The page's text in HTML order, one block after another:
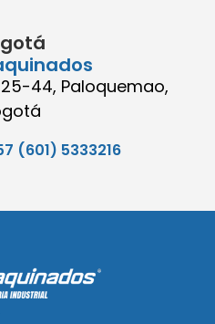
44, Paloquemao,
(601) 5333216